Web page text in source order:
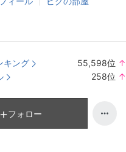
キング 55,598位 ↑
258位 ↑
フォロー